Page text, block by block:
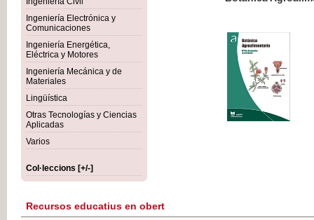
Ingeniería Electrónica y
Comunicaciones
Ingeniería Energética,
Eléctrica y Motores
Ingeniería Mecánica y de
Materiales
Lingüística
Otras Tecnologías y Ciencias
Aplicadas
Varios
Col·leccions [+/-]
Recursos educatius en obert